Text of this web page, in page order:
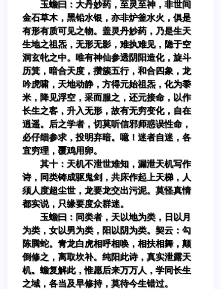
玉蟾曰：大丹妙药，至灵至神，非世间
金石草木，黑铅水银，亦非炉釜水火，俱是
有形有质可见之物。盖灵丹妙药，乃是生天
生地之祖炁，无形无影，难执难见，隐于空
洞玄牝之中。唯有神仙参透阴阳造化，旋斗
历箕，暗合天度，攒簇五行，和合四象，龙
吟虎啸，天地动静，方得元始祖炁，化为黍
米，降见浮空，采而服之，还元接命，以作
长生之客，升入无形，故有无穷变化，自在
逍遥。后之学者，切莫听信邪师惑误性命，
必仔细参求，投明弃暗。噫！迷者自迷，各
宜穷理，覆鸡用卵。
其十：天机不泄世难知，漏泄天机写作
诗，同类铸成驱鬼剑，共床作起上天梯，人
须人度超尘世，龙要龙交出污泥。莫怪真情
都实说，只缘要度众群迷。
玉蟾曰：同类者，天以地为类，日以月
为类，女以男为类，阳以阴为类。契云：勾
陈腾蛇。青龙白虎相呼相唤，相扶相舞，颠
倒修之，离取坎补。纯阳此诗，真实泄露天
机。蟾复解此，惟愿后来万万人，学同长生
之域，各当及早修持，莫待今生错过。